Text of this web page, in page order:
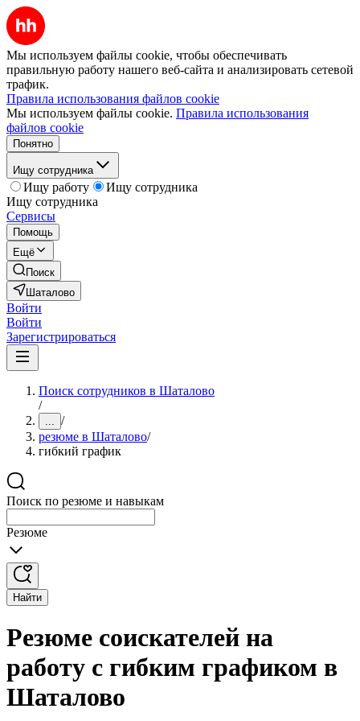
Мы используем файлы cookie, чтобы обеспечивать
правильную работу нашего веб-сайта и анализировать сетевой
трафик.
Правила использования файлов cookie
Мы используем файлы cookie. Правила использования
файлов cookie
Понятно
Ищу сотрудника
Ищу работу
Ищу сотрудника
Ищу сотрудника
Сервисы
Помощь
Ещё
Поиск
Шаталово
Войти
Войти
Зарегистрироваться
Поиск сотрудников в Шаталово
/
... /
резюме в Шаталово/
гибкий график
Поиск по резюме и навыкам
Резюме
Найти
Резюме соискателей на
работу с гибким графиком в
Шаталово